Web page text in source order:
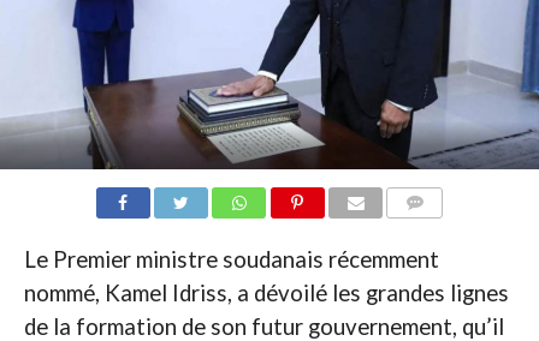
Le Premier ministre soudanais récemment
nommé, Kamel Idriss, a dévoilé les grandes lignes
de la formation de son futur gouvernement, qu’il